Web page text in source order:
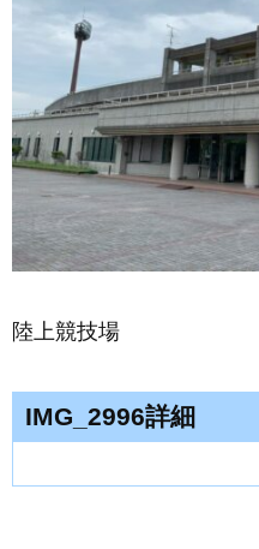
陸上競技場
IMG_2996詳細